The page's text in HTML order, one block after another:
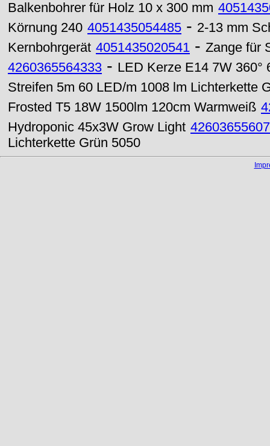
Balkenbohrer für Holz 10 x 300 mm
Körnung 240 4051435054485 - 2-13 mm
Kernbohrgerät 4051435020541 - Zange für
4260365564333 - LED Kerze E14 7W 360°
Streifen 5m 60 LED/m 1008 lm Lichterkette
Frosted T5 18W 1500lm 120cm Warmweiß
Hydroponic 45x3W Grow Light
Lichterkette Grün 5050